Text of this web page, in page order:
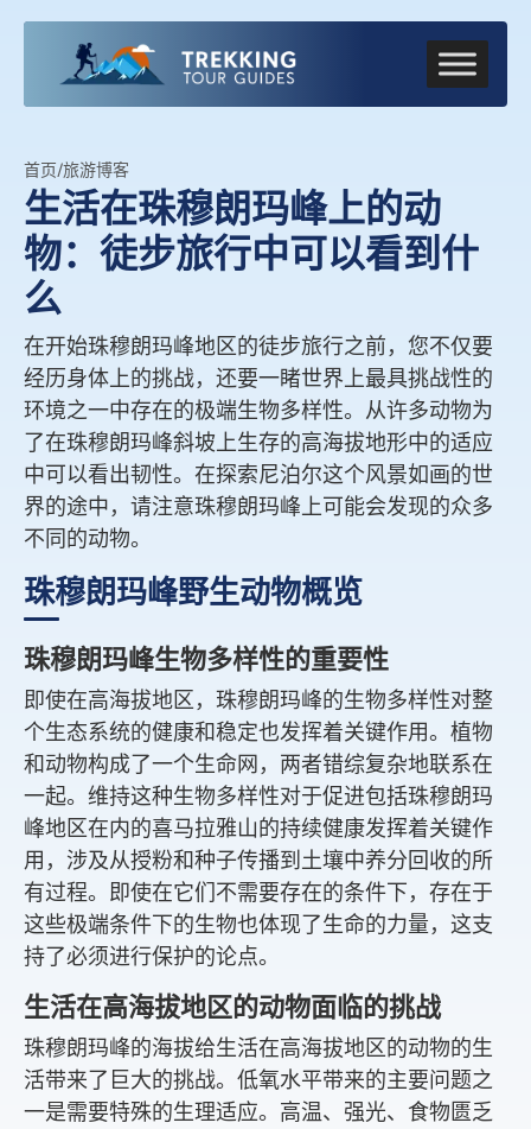
首页/旅游博客
生活在珠穆朗玛峰上的动
物：徒步旅行中可以看到什
么
在开始珠穆朗玛峰地区的徒步旅行之前，您不仅要
经历身体上的挑战，还要一睹世界上最具挑战性的
环境之一中存在的极端生物多样性。从许多动物为
了在珠穆朗玛峰斜坡上生存的高海拔地形中的适应
中可以看出韧性。在探索尼泊尔这个风景如画的世
界的途中，请注意珠穆朗玛峰上可能会发现的众多
不同的动物。
珠穆朗玛峰野生动物概览
珠穆朗玛峰生物多样性的重要性
即使在高海拔地区，珠穆朗玛峰的生物多样性对整
个生态系统的健康和稳定也发挥着关键作用。植物
和动物构成了一个生命网，两者错综复杂地联系在
一起。维持这种生物多样性对于促进包括珠穆朗玛
峰地区在内的喜马拉雅山的持续健康发挥着关键作
用，涉及从授粉和种子传播到土壤中养分回收的所
有过程。即使在它们不需要存在的条件下，存在于
这些极端条件下的生物也体现了生命的力量，这支
持了必须进行保护的论点。
生活在高海拔地区的动物面临的挑战
珠穆朗玛峰的海拔给生活在高海拔地区的动物的生
活带来了巨大的挑战。低氧水平带来的主要问题之
一是需要特殊的生理适应。高温、强光、食物匮乏